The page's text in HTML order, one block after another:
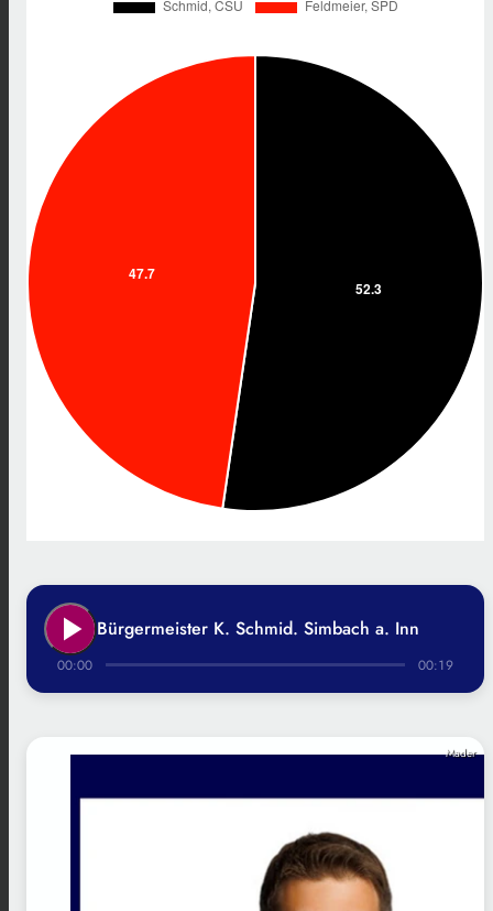
play_arrow Bürgermeister K. Schmid. Simbach a. Inn
00:00 00:19
Mader